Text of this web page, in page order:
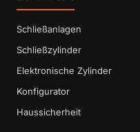
Schließanlagen
Schließzylinder
Elektronische Zylinder
Konfigurator
Haussicherheit